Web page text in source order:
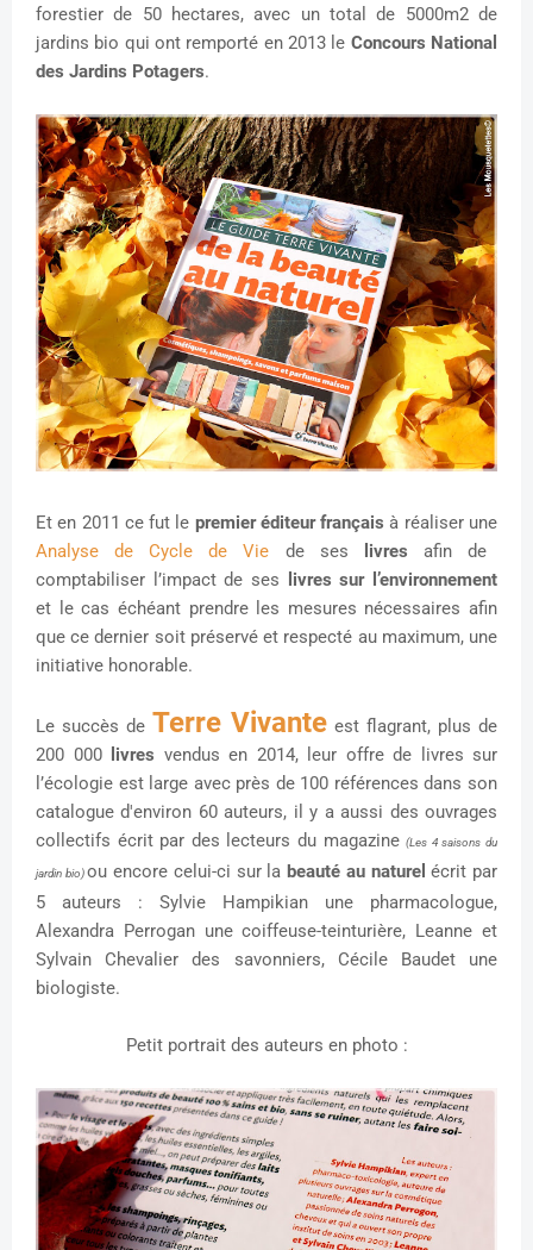
forestier de 50 hectares, avec un total de 5000m2 de
jardins bio qui ont remporté en 2013 le Concours National
des Jardins Potagers.
Et en 2011 ce fut le premier éditeur français à réaliser une
Analyse de Cycle de Vie de ses livres afin de
comptabiliser l’impact de ses livres sur l’environnement
et le cas échéant prendre les mesures nécessaires afin
que ce dernier soit préservé et respecté au maximum, une
initiative honorable.
Le succès de Terre Vivante est flagrant, plus de
200 000livres vendus en 2014, leur offre de livres sur
l’écologie est large avec près de 100 références dans son
catalogue d'environ 60 auteurs, il y a aussi des ouvrages
collectifs écrit par des lecteurs du magazine(Les 4 saisons du
jardin bio)ou encore celui-ci sur la beauté au naturelécrit par
5 auteurs : Sylvie Hampikian une pharmacologue,
Alexandra Perrogan une coiffeuse-teinturière, Leanne et
Sylvain Chevalier des savonniers, Cécile Baudet une
biologiste.
Petit portrait des auteurs en photo :